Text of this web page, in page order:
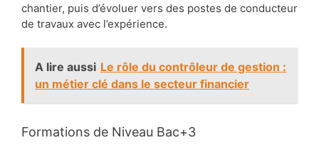
chantier, puis d’évoluer vers des postes de conducteur
de travaux avec l’expérience.
A lire aussi Le rôle du contrôleur de gestion :
un métier clé dans le secteur financier
Formations de Niveau Bac+3